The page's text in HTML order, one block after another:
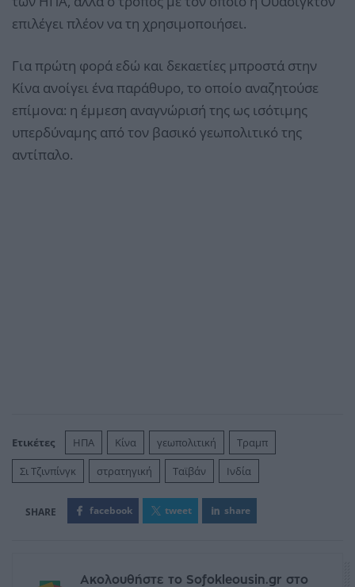
επιλέγει πλέον να τη χρησιμοποιήσει.
Για πρώτη φορά εδώ και δεκαετίες μπροστά στην
Κίνα ανοίγει ένα παράθυρο, το οποίο αναζητούσε
επίμονα: η έμμεση αναγνώρισή της ως ισότιμης
υπερδύναμης από τον βασικό γεωπολιτικό της
αντίπαλο.
Ετικέτες ΗΠΑ Κίνα γεωπολιτική
Τραμπ
Σι Τζινπίνγκ
στρατηγική Ταϊβάν Ινδία
facebook tweet share
Ακολουθήστε το Sofokleousin.gr στο